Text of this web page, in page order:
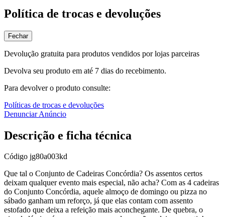
Política de trocas e devoluções
Fechar
Devolução gratuita para produtos vendidos por lojas parceiras
Devolva seu produto em até 7 dias do recebimento.
Para devolver o produto consulte:
Políticas de trocas e devoluções
Denunciar Anúncio
Descrição e ficha técnica
Código jg80a003kd
Que tal o Conjunto de Cadeiras Concórdia? Os assentos certos
deixam qualquer evento mais especial, não acha? Com as 4 cadeiras
do Conjunto Concórdia, aquele almoço de domingo ou pizza no
sábado ganham um reforço, já que elas contam com assento
estofado que deixa a refeição mais aconchegante. De quebra, o